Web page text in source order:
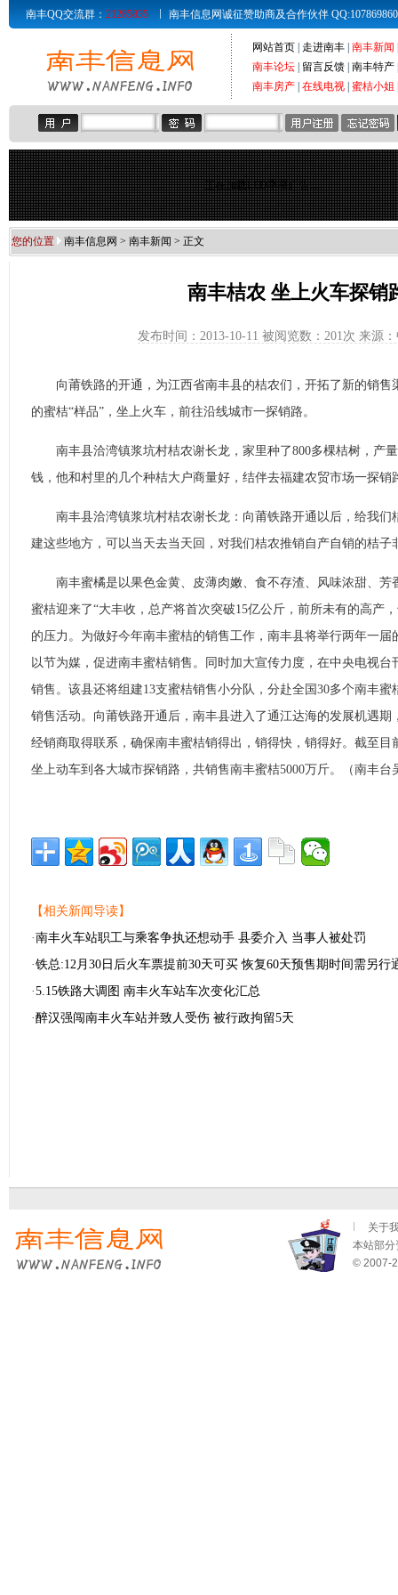
南丰QQ交流群： 21285835 南丰信息网诚征赞助商及合作伙伴
网站首页 走进南丰 南丰新闻
南丰论坛
留言反馈 南丰特产
南丰房产 在线电视 蜜桔小姐
正在加载LED字幕广告...
您的位置 南丰信息网 > 南丰新闻 > 正文
南丰桔农 坐上火车探销
发布时间：2013-10-11 被阅览数： 201次 来源
向莆铁路的开通，为江西省南丰县的桔农们，开拓了新的销售
的蜜桔“样品”，坐上火车，前往沿线城市一探销路。
南丰县洽湾镇浆坑村桔农谢长龙，家里种了800多棵桔树，产量
钱，他和村里的几个种桔大户商量好，结伴去福建农贸市场一探销
南丰县洽湾镇浆坑村桔农谢长龙：向莆铁路开通以后，给我们
建这些地方，可以当天去当天回，对我们桔农推销自产自销的桔子
南丰蜜橘是以果色金黄、皮薄肉嫩、食不存渣、风味浓甜、芳
蜜桔迎来了“大丰收，总产将首次突破15亿公斤，前所未有的高产
的压力。为做好今年南丰蜜桔的销售工作，南丰县将举行两年一届
以节为媒，促进南丰蜜桔销售。同时加大宣传力度，在中央电视
销售。该县还将组建13支蜜桔销售小分队，分赴全国30多个南丰
销售活动。向莆铁路开通后，南丰县进入了通江达海的发展机遇期
经销商取得联系，确保南丰蜜桔销得出，销得快，销得好。截至目
坐上动车到各大城市探销路，共销售南丰蜜桔5000万斤。（南丰台
【相关新闻导读】
·南丰火车站职工与乘客争执还想动手 县委介入 当事人被处罚
·铁总:12月30日后火车票提前30天可买 恢复60天预售期时间需另行
·5.15铁路大调图 南丰火车站车次变化汇总
·醉汉强闯南丰火车站并致人受伤 被行政拘留5天
关于
本站部分
© 2007-